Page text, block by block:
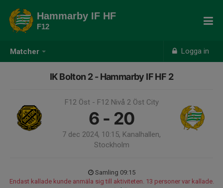
Matcher Logga in
Hammarby IF HF
F12
IK Bolton 2 - Hammarby IF HF 2
F12 Öst - F12 Nivå 2 Öst City
6 - 20
7 dec 2024, 10:15, Kanalhallen,
Stockholm
Samling 09:15
Endast kallade kunde anmäla sig till aktiviteten. 13 personer var kallade.